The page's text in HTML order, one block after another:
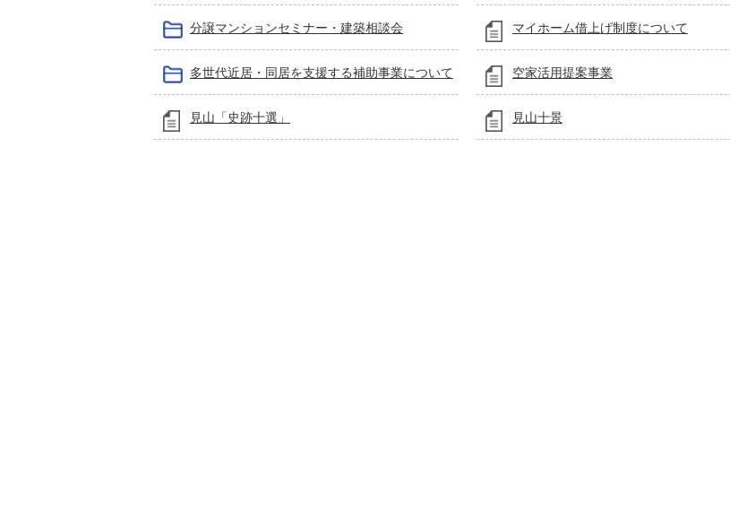
分譲マンションセミナー・建築相談会 マイホーム借上げ制度について
多世代近居・同居を支援する補助事業について 空家活用提案事業
見山「史跡十選」 見山十景